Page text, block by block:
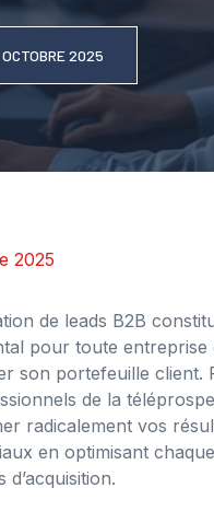
OCTOBRE 2025
2025
de leads B2B
pour toute entreprise
son portefeuille client.
de la
radicalement vos
en optimisant
d’acquisition.